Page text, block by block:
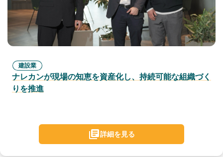
建設業
ナレカンが現場の知恵を資産化し、持続可能な組織づく
りを推進
詳細を見る